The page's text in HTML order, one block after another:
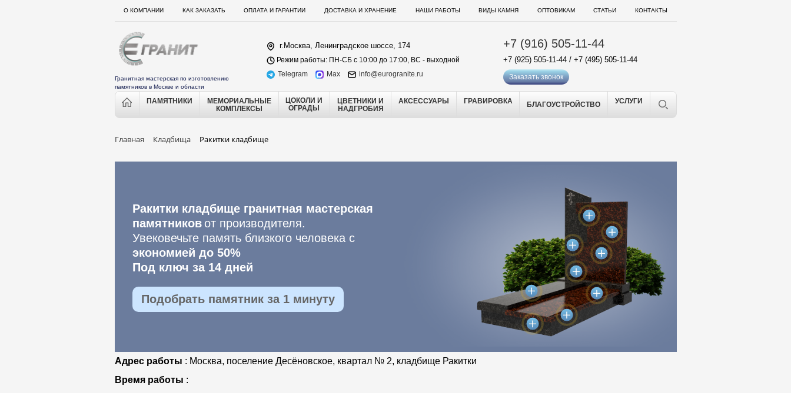
О КОМПАНИИ КАК ЗАКАЗАТЬ ОПЛАТА И ГАРАНТИИ ДОСТАВКА И ХРАНЕНИЕ НАШИ РАБОТЫ ВИДЫ КАМНЯ ОПТОВИКАМ СТАТЬИ КОНТАКТЫ
Гранитная мастерская по изготовлению
памятников в Москве и области
г.Москва, Ленинградское шоссе, 174
Режим работы: ПН-СБ с 10:00 до 17:00, ВС - выходной
Telegram
Max info@eurogranite.ru
+7 (916) 505-11-44
+7 (925) 505-11-44 / +7 (495) 505-11-44
Заказать звонок
ПАМЯТНИКИ
МЕМОРИАЛЬНЫЕ
КОМПЛЕКСЫ
ЦОКОЛИ И
ОГРАДЫ
ЦВЕТНИКИ И
НАДГРОБИЯ
АКСЕССУАРЫ ГРАВИРОВКА БЛАГОУСТРОЙСТВО УСЛУГИ
Главная Кладбища Ракитки кладбище
Ракитки кладбище гранитная мастерская
памятников от производителя.
Увековечьте память близкого человека с
экономией до 50%
Под ключ за 14 дней
Подобрать памятник за 1 минуту
Адрес работы : Москва, поселение Десёновское, квартал № 2, кладбище Ракитки
Время работы :